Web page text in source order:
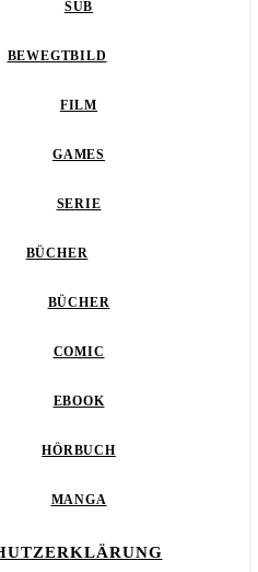
SUB
BEWEGTBILD
FILM
GAMES
SERIE
BÜCHER
BÜCHER
COMIC
EBOOK
HÖRBUCH
MANGA